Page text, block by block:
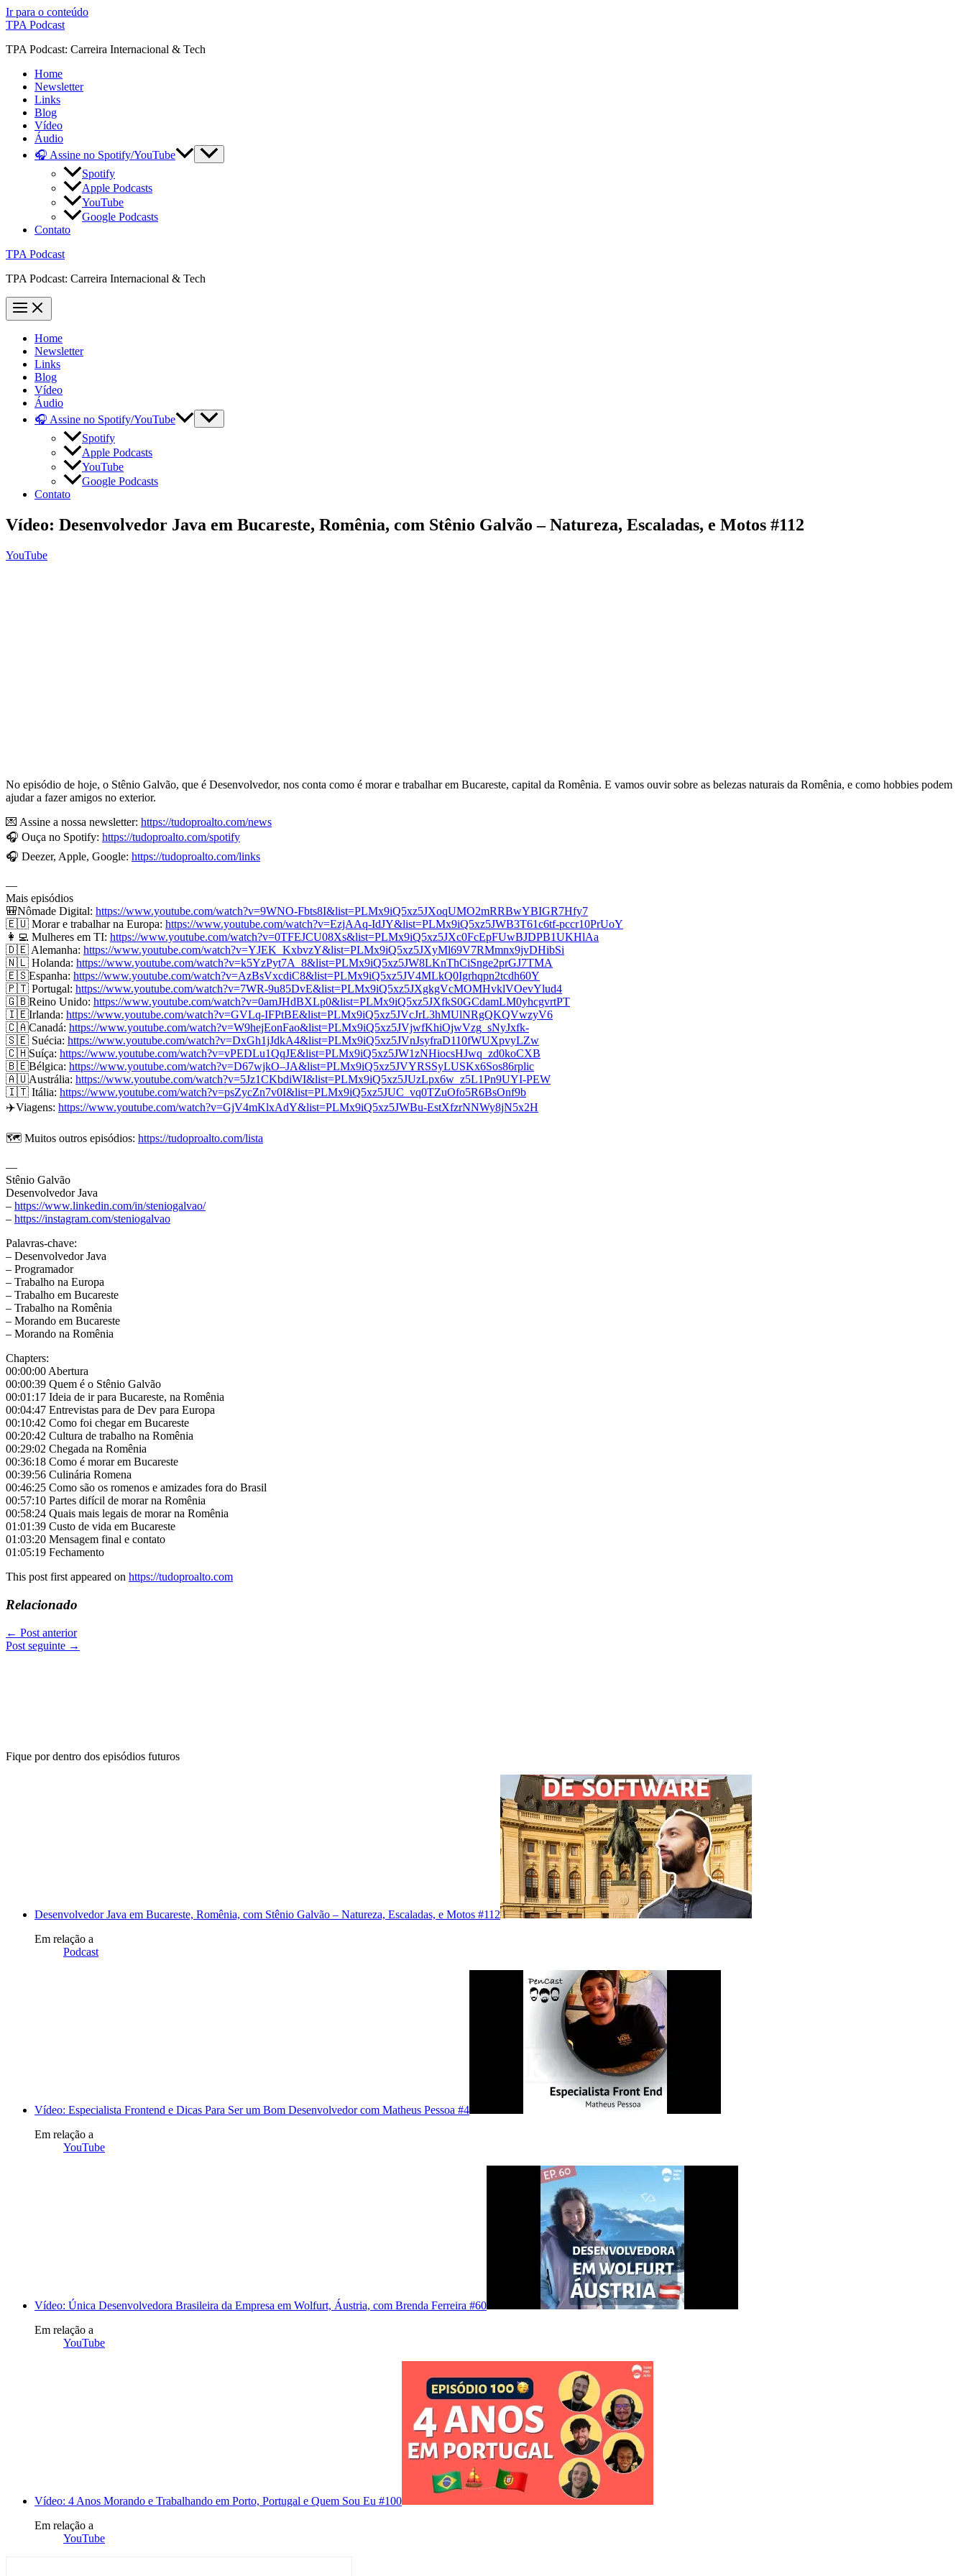
Ir para o conteúdo
TPA Podcast
TPA Podcast: Carreira Internacional & Tech
Home
Newsletter
Links
Blog
Vídeo
Áudio
🎧 Assine no Spotify/YouTube
Spotify
Apple Podcasts
YouTube
Google Podcasts
Contato
TPA Podcast
TPA Podcast: Carreira Internacional & Tech
Home
Newsletter
Links
Blog
Vídeo
Áudio
🎧 Assine no Spotify/YouTube
Spotify
Apple Podcasts
YouTube
Google Podcasts
Contato
Vídeo: Desenvolvedor Java em Bucareste, Romênia, com Stênio Galvão – Natureza, Escaladas, e Motos #112
YouTube
No episódio de hoje, o Stênio Galvão, que é Desenvolvedor, nos conta como é morar e trabalhar em Bucareste, capital da Romênia. E vamos ouvir sobre as belezas naturais da Romênia, e como hobbies podem
ajudar a fazer amigos no exterior.
💌 Assine a nossa newsletter: https://tudoproalto.com/news
🎧 Ouça no Spotify: https://tudoproalto.com/spotify
🎧 Deezer, Apple, Google: https://tudoproalto.com/links
—
Mais episódios
🎒Nômade Digital: https://www.youtube.com/watch?v=9WNO-Fbts8I&list=PLMx9iQ5xz5JXoqUMO2mRRBwYBIGR7Hfy7
🇪🇺 Morar e trabalhar na Europa: https://www.youtube.com/watch?v=EzjAAq-IdJY&list=PLMx9iQ5xz5JWB3T61c6tf-pccr10PrUoY
👩‍💻 Mulheres em TI: https://www.youtube.com/watch?v=0TFEJCU08Xs&list=PLMx9iQ5xz5JXc0FcEpFUwBJDPB1UKHlAa
🇩🇪 Alemanha: https://www.youtube.com/watch?v=YJEK_KxbvzY&list=PLMx9iQ5xz5JXyMl69V7RMmnx9jvDHibSi
🇳🇱 Holanda: https://www.youtube.com/watch?v=k5YzPyt7A_8&list=PLMx9iQ5xz5JW8LKnThCiSnge2prGJ7TMA
🇪🇸Espanha: https://www.youtube.com/watch?v=AzBsVxcdiC8&list=PLMx9iQ5xz5JV4MLkQ0Igrhqpn2tcdh60Y
🇵🇹 Portugal: https://www.youtube.com/watch?v=7WR-9u85DvE&list=PLMx9iQ5xz5JXgkgVcMOMHvklVOevYlud4
🇬🇧Reino Unido: https://www.youtube.com/watch?v=0amJHdBXLp0&list=PLMx9iQ5xz5JXfkS0GCdamLM0yhcgvrtPT
🇮🇪Irlanda: https://www.youtube.com/watch?v=GVLq-IFPtBE&list=PLMx9iQ5xz5JVcJrL3hMUlNRgQKQVwzyV6
🇨🇦Canadá: https://www.youtube.com/watch?v=W9hejEonFao&list=PLMx9iQ5xz5JVjwfKhiOjwVzg_sNyJxfk-
🇸🇪 Suécia: https://www.youtube.com/watch?v=DxGh1jJdkA4&list=PLMx9iQ5xz5JVnJsyfraD110fWUXpvyLZw
🇨🇭Suíça: https://www.youtube.com/watch?v=vPEDLu1QqJE&list=PLMx9iQ5xz5JW1zNHiocsHJwq_zd0koCXB
🇧🇪Bélgica: https://www.youtube.com/watch?v=D67wjkO–JA&list=PLMx9iQ5xz5JVYRSSyLUSKx6Sos86rplic
🇦🇺Austrália: https://www.youtube.com/watch?v=5Jz1CKbdiWI&list=PLMx9iQ5xz5JUzLpx6w_z5L1Pn9UYI-PEW
🇮🇹 Itália: https://www.youtube.com/watch?v=psZycZn7v0I&list=PLMx9iQ5xz5JUC_vq0TZuOfo5R6BsOnf9b
✈️Viagens: https://www.youtube.com/watch?v=GjV4mKlxAdY&list=PLMx9iQ5xz5JWBu-EstXfzrNNWy8jN5x2H
🗺️ Muitos outros episódios: https://tudoproalto.com/lista
—
Stênio Galvão
Desenvolvedor Java
– https://www.linkedin.com/in/steniogalvao/
– https://instagram.com/steniogalvao
Palavras-chave:
– Desenvolvedor Java
– Programador
– Trabalho na Europa
– Trabalho em Bucareste
– Trabalho na Romênia
– Morando em Bucareste
– Morando na Romênia
Chapters:
00:00:00 Abertura
00:00:39 Quem é o Stênio Galvão
00:01:17 Ideia de ir para Bucareste, na Romênia
00:04:47 Entrevistas para de Dev para Europa
00:10:42 Como foi chegar em Bucareste
00:20:42 Cultura de trabalho na Romênia
00:29:02 Chegada na Romênia
00:36:18 Como é morar em Bucareste
00:39:56 Culinária Romena
00:46:25 Como são os romenos e amizades fora do Brasil
00:57:10 Partes difícil de morar na Romênia
00:58:24 Quais mais legais de morar na Romênia
01:01:39 Custo de vida em Bucareste
01:03:20 Mensagem final e contato
01:05:19 Fechamento
This post first appeared on https://tudoproalto.com
Relacionado
← Post anterior
Post seguinte →
Fique por dentro dos episódios futuros
Desenvolvedor Java em Bucareste, Romênia, com Stênio Galvão – Natureza, Escaladas, e Motos #112
Em relação a
Podcast
Vídeo: Especialista Frontend e Dicas Para Ser um Bom Desenvolvedor com Matheus Pessoa #4
Em relação a
YouTube
Vídeo: Única Desenvolvedora Brasileira da Empresa em Wolfurt, Áustria, com Brenda Ferreira #60
Em relação a
YouTube
Vídeo: 4 Anos Morando e Trabalhando em Porto, Portugal e Quem Sou Eu #100
Em relação a
YouTube